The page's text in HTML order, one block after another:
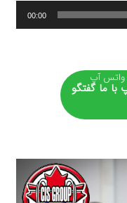
00:00
واتس آپ
با ما گفتگو